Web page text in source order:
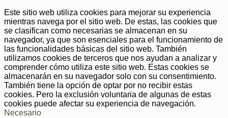
Este sitio web utiliza cookies para mejorar su experiencia
mientras navega por el sitio web. De estas, las cookies que
se clasifican como necesarias se almacenan en su
navegador, ya que son esenciales para el funcionamiento de
las funcionalidades básicas del sitio web. También
utilizamos cookies de terceros que nos ayudan a analizar y
comprender cómo utiliza este sitio web. Estas cookies se
almacenarán en su navegador solo con su consentimiento.
También tiene la opción de optar por no recibir estas
cookies. Pero la exclusión voluntaria de algunas de estas
cookies puede afectar su experiencia de navegación.
Necesario